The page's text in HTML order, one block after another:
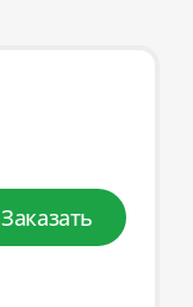
Заказать